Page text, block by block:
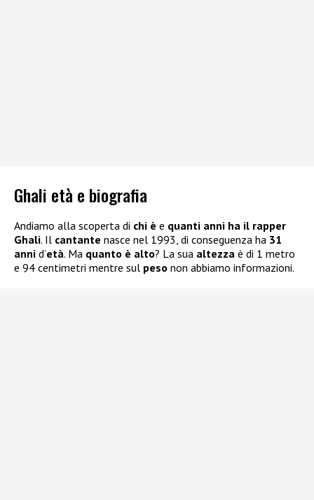
Ghali età e biografia
Andiamo alla scoperta di chi è e quanti anni ha il rapper
Ghali. Il cantante nasce nel 1993, di conseguenza ha 31
anni d’età. Ma quanto è alto? La sua altezza è di 1 metro
e 94 centimetri mentre sul peso non abbiamo informazioni.